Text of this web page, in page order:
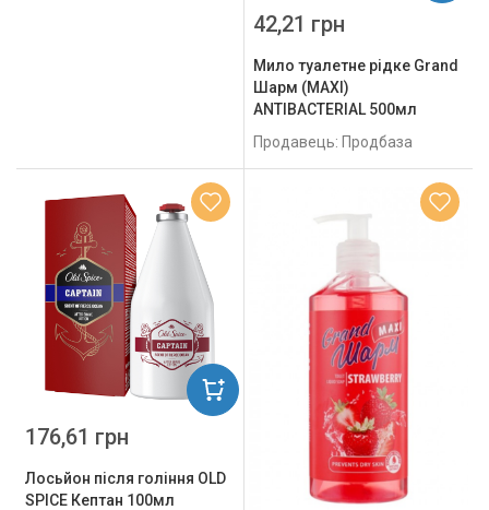
Мило туалетне рідке Grand
Шарм (MAXI)
ANTIBACTERIAL 500мл
Продавець: Продбаза
42,21 грн
Лосьйон після гоління OLD
SPICE Кептан 100мл
176,61 грн